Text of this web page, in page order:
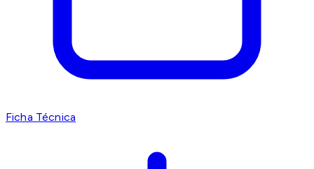
Ficha Técnica